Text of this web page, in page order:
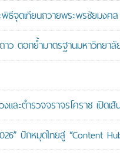
ธีจุดเทียนถวายพระพรชัยมงค
ตอกย้ำมาตรฐานมหาวิทยา
ละตำรวจจราจรโคราช เปิดเ
ปักหมุดไทยสู่ “Content